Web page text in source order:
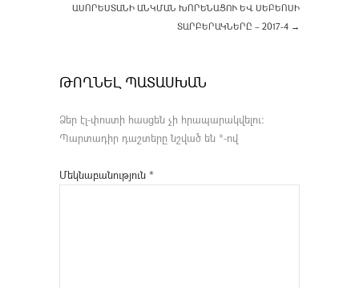
ԱՍՈՐԵՍՏԱՆԻ ԱՆԿՄԱՆ ԽՈՐԵՆԱՑՈՒ ԵՎ ՍԵԲԵՈՍԻ
ՏԱՐԲԵՐԱԿՆԵՐԸ – 2017-4 →
ԹՈՂՆԵԼ ՊԱՏԱՍԽԱՆ
Ձեր էլ-փոստի հասցեն չի հրապարակվելու։
Պարտադիր դաշտերը նշված են *-ով
Մեկնաբանություն *